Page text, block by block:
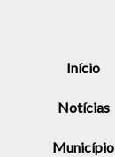
Início
Notícias
Município